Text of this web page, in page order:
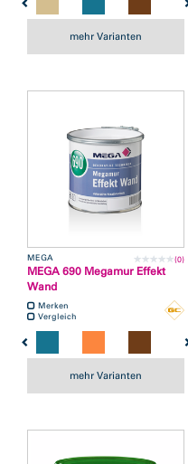
mehr Varianten
MEGA (0)
MEGA 690 Megamur Effekt
Wand
Merken
Vergleich
mehr Varianten